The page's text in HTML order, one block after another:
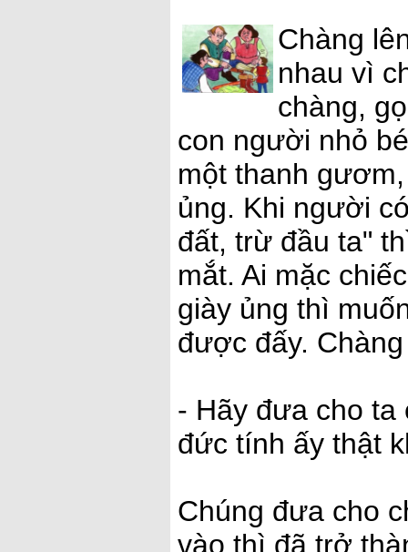
Chàng
nhau vì
chàng,
con người nhỏ
một thanh
ủng. Khi người
đất, trừ đầu ta"
mắt. Ai mặc
giày ủng thì
được đấy.
- Hãy đưa cho ta
đức tính ấy thật
Chúng đưa cho
vào thì đã trở